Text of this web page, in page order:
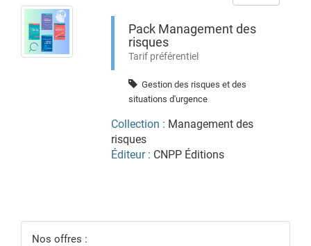
Pack Management des
risques
Tarif préférentiel
Gestion des risques et des
situations d'urgence
Collection : Management des
risques
Éditeur : CNPP Éditions
Nos offres :